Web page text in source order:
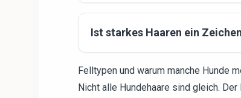
Ist starkes Haaren ein
Felltypen und warum manche Hunde
Nicht alle Hundehaare sind gleich.